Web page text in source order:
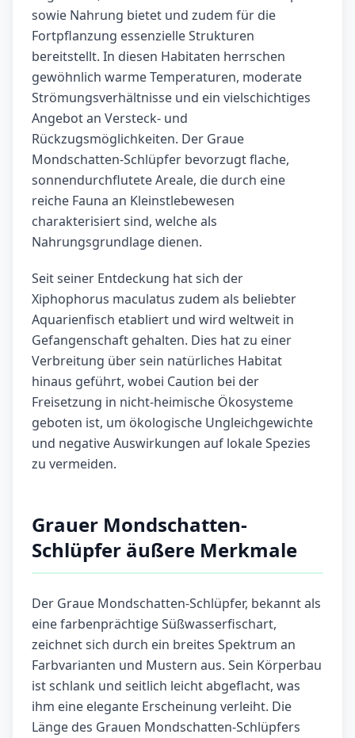
sowie Nahrung bietet und zudem für die
Fortpflanzung essenzielle Strukturen
bereitstellt. In diesen Habitaten herrschen
gewöhnlich warme Temperaturen, moderate
Strömungsverhältnisse und ein vielschichtiges
Angebot an Versteck- und
Rückzugsmöglichkeiten. Der Graue
Mondschatten-Schlüpfer bevorzugt flache,
sonnendurchflutete Areale, die durch eine
reiche Fauna an Kleinstlebewesen
charakterisiert sind, welche als
Nahrungsgrundlage dienen.
Seit seiner Entdeckung hat sich der
Xiphophorus maculatus zudem als beliebter
Aquarienfisch etabliert und wird weltweit in
Gefangenschaft gehalten. Dies hat zu einer
Verbreitung über sein natürliches Habitat
hinaus geführt, wobei Caution bei der
Freisetzung in nicht-heimische Ökosysteme
geboten ist, um ökologische Ungleichgewichte
und negative Auswirkungen auf lokale Spezies
zu vermeiden.
Grauer Mondschatten-
Schlüpfer äußere Merkmale
Der Graue Mondschatten-Schlüpfer, bekannt als
eine farbenprächtige Süßwasserfischart,
zeichnet sich durch ein breites Spektrum an
Farbvarianten und Mustern aus. Sein Körperbau
ist schlank und seitlich leicht abgeflacht, was
ihm eine elegante Erscheinung verleiht. Die
Länge des Grauen Mondschatten-Schlüpfers